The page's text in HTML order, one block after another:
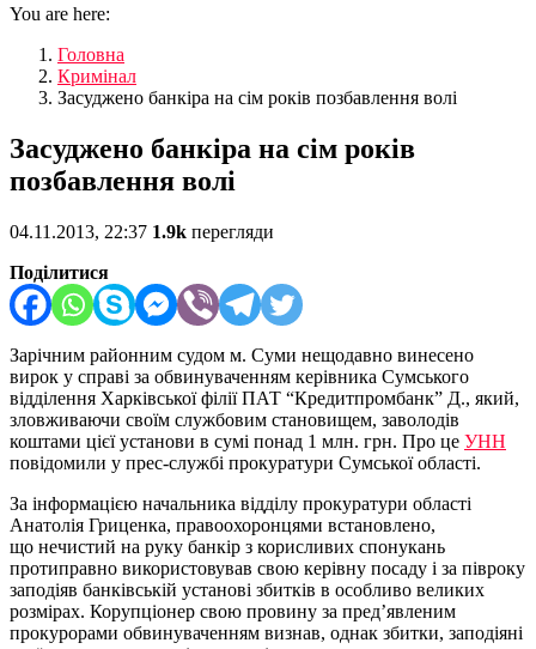
You are here:
Головна
Кримінал
Засуджено банкіра на сім років позбавлення волі
Засуджено банкіра на сім років
позбавлення волі
04.11.2013, 22:37 1.9k перегляди
Поділитися
Зарічним районним судом м. Суми нещодавно винесено
вирок у справі за обвинуваченням керівника Сумського
відділення Харківської філії ПАТ “Кредитпромбанк” Д., який,
зловживаючи своїм службовим становищем, заволодів
коштами цієї установи в сумі понад 1 млн. грн. Про це УНН
повідомили у прес-службі прокуратури Сумської області.
За інформацією начальника відділу прокуратури області
Анатолія Гриценка, правоохоронцями встановлено,
що нечистий на руку банкір з корисливих спонукань
протиправно використовував свою керівну посаду і за півроку
заподіяв банківській установі збитків в особливо великих
розмірах. Корупціонер свою провину за пред’явленим
прокурорами обвинуваченням визнав, однак збитки, заподіяні